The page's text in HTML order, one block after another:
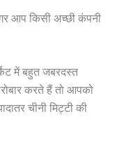
आप किसी अच्छी कंपनी
में बहुत जबरदस्त
करते हैं तो आपको
चीनी मिट्टी की